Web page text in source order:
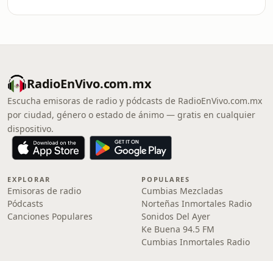
RadioEnVivo.com.mx
Escucha emisoras de radio y pódcasts de RadioEnVivo.com.mx
por ciudad, género o estado de ánimo — gratis en cualquier
dispositivo.
EXPLORAR
Emisoras de radio
Pódcasts
Canciones Populares
POPULARES
Cumbias Mezcladas
Norteñas Inmortales Radio
Sonidos Del Ayer
Ke Buena 94.5 FM
Cumbias Inmortales Radio